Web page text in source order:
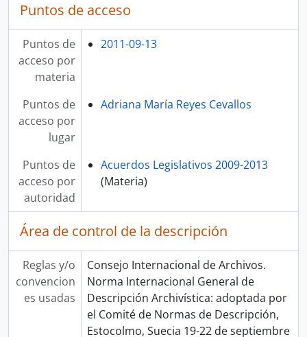
Puntos de acceso
Puntos de
acceso por
materia
2011-09-13
Puntos de
acceso por
lugar
Adriana María Reyes Cevallos
Puntos de
acceso por
autoridad
Acuerdos Legislativos 2009-2013
(Materia)
Área de control de la descripción
Reglas y/o
convencion
es usadas
Consejo Internacional de Archivos.
Norma Internacional General de
Descripción Archivística: adoptada por
el Comité de Normas de Descripción,
Estocolmo, Suecia 19-22 de septiembre